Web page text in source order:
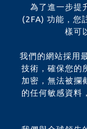
為了進一步提
(2FA) 功能，您
樣可
我們的網站採用
技術，確保您的
加密，無法被攔
的任何敏感資料